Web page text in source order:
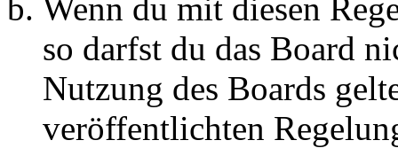
Wenn du mit diesen
so darfst du das Board
Nutzung des Boards
veröffentlichten